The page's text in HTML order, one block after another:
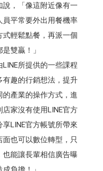
，「像這附近像有一
平常要外出用餐機率
輕鬆點餐，再派一個
雙贏！」
所提供的一些課程
趣的行銷想法，提升
產業的操作方式，進
家沒有使用LINE官方
LINE官方帳號所帶來
也可以數位轉型，只
能讓長輩相信廣告曝